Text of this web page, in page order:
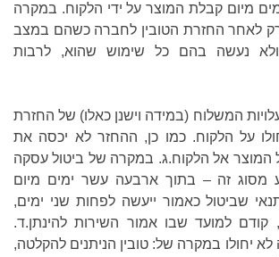
מיום קבלת המוצר על ידי הלקוח. במקרה
לאחר החזרת הטובין לחברה כשהם במצב
ולא נעשה בהם כל שימוש שהוא, לרבות
המשלוח (במידה וישנן כאלו) של החזרת
על הלקוח. כמו כן, ההחזר לא יכסה את
המוצר אל הלקוח.ג. במקרה של ביטול עסקה
מסוג זה – בתוך ארבעה עשר ימים מיום
שביטול כאמור ייעשה לפחות שני ימים,
קודם למועד שבו אמור השירות להינתן.ד.
יחולו במקרה של: טובין הניתנים להקלטה,